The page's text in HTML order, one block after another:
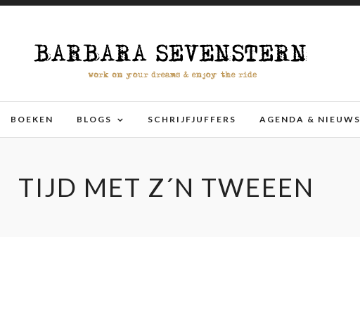
BOEKEN BLOGS SCHRIJFJUFFERS AGENDA & NIEUWS
TIJD MET Z´N TWEEEN